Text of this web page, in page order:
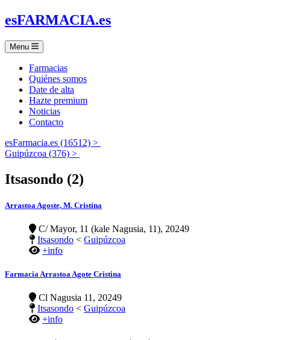
esFARMACIA.es
Menu
Farmacias
Quiénes somos
Date de alta
Hazte premium
Noticias
Contacto
esFarmacia.es (16512) >
Guipúzcoa (376) >
Itsasondo (2)
Arrastoa Agoste, M. Cristina
C/ Mayor, 11 (kale Nagusia, 11), 20249
Itsasondo < Guipúzcoa
+info
Farmacia Arrastoa Agote Cristina
Cl Nagusia 11, 20249
Itsasondo < Guipúzcoa
+info